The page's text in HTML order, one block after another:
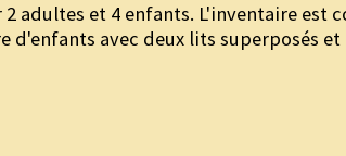
2 adultes et 4 enfants. L'inventaire
d'enfants avec deux lits superposés